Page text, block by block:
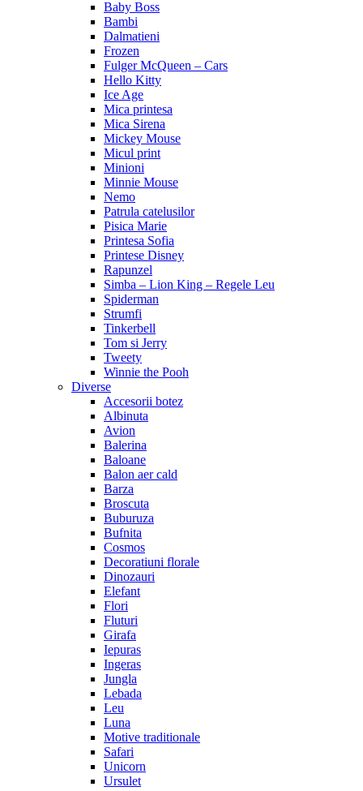
Baby Boss
Bambi
Dalmatieni
Frozen
Fulger McQueen – Cars
Hello Kitty
Ice Age
Mica printesa
Mica Sirena
Mickey Mouse
Micul print
Minioni
Minnie Mouse
Nemo
Patrula catelusilor
Pisica Marie
Printesa Sofia
Printese Disney
Rapunzel
Simba – Lion King – Regele Leu
Spiderman
Strumfi
Tinkerbell
Tom si Jerry
Tweety
Winnie the Pooh
Diverse
Accesorii botez
Albinuta
Avion
Balerina
Baloane
Balon aer cald
Barza
Broscuta
Buburuza
Bufnita
Cosmos
Decoratiuni florale
Dinozauri
Elefant
Flori
Fluturi
Girafa
Iepuras
Ingeras
Jungla
Lebada
Leu
Luna
Motive traditionale
Safari
Unicorn
Ursulet